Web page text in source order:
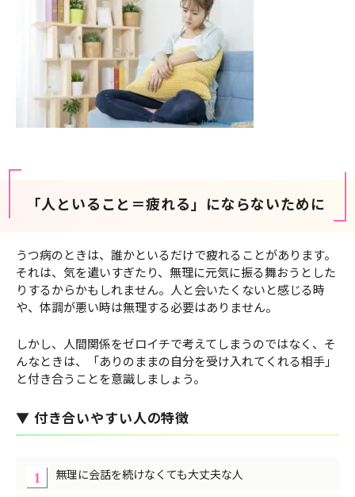
「人といること＝疲れる」にならないために
うつ病のときは、誰かといるだけで疲れることがあります。
それは、気を遣いすぎたり、無理に元気に振る舞おうとした
りするからかもしれません。人と会いたくないと感じる時
や、体調が悪い時は無理する必要はありません。
しかし、人間関係をゼロイチで考えてしまうのではなく、そ
んなときは、「ありのままの自分を受け入れてくれる相手」
と付き合うことを意識しましょう。
▼ 付き合いやすい人の特徴
無理に会話を続けなくても大丈夫な人